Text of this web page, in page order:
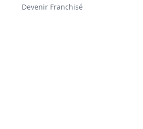
Devenir Franchisé